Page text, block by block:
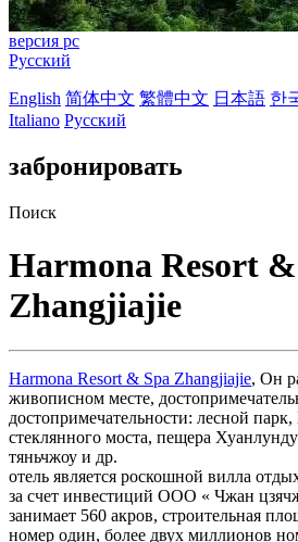
версия pc
Русский
English 简体中文 繁體中文 日本語 한
Italiano Русский
забронировать
Поиск
Harmona Resort
Zhangjiajie
Harmona Resort & Spa Zhangjiajie, Он
живописном месте,
достопримечательности: лесной
стеклянного моста, пещера
тяньчжоу и др.
отель является роскошной вилла
за счет инвестиций ООО « Чжан
занимает 560 акров, строительная
номер один, более двух миллионов